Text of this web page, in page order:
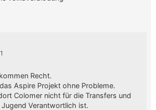
Recht.
Aspire Projekt ohne Probleme.
Colomer nicht für die Transfers und
Verantwortlich ist.